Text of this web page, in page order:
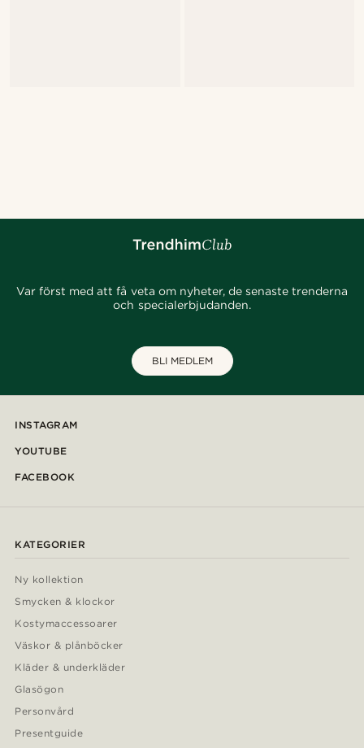
Var först med att få veta om nyheter, de senaste trenderna
och specialerbjudanden.
BLI MEDLEM
INSTAGRAM
YOUTUBE
FACEBOOK
KATEGORIER
Ny kollektion
Smycken & klockor
Kostymaccessoarer
Väskor & plånböcker
Kläder & underkläder
Glasögon
Personvård
Presentguide